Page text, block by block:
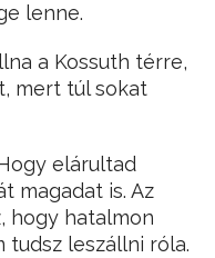
lenne.
a Kossuth térre,
mert túl sokat
elárultad
magadat is. Az
hogy hatalmon
tudsz leszállni róla.